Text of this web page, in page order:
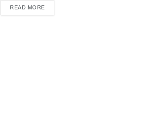
READ MOREDETAILS